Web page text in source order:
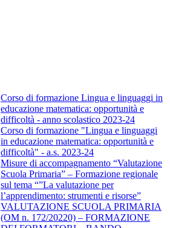
Corso di formazione Lingua e linguaggi in
educazione matematica: opportunità e
difficoltà - anno scolastico 2023-24
Corso di formazione "Lingua e linguaggi
in educazione matematica: opportunità e
difficoltà" - a.s. 2023-24
Misure di accompagnamento “Valutazione
Scuola Primaria” – Formazione regionale
sul tema “”La valutazione per
l’apprendimento: strumenti e risorse”
VALUTAZIONE SCUOLA PRIMARIA
(OM n. 172/20220) – FORMAZIONE